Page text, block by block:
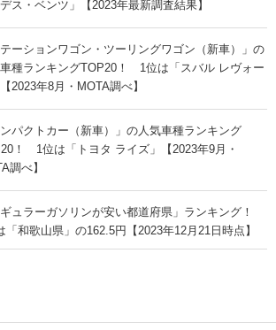
ス・ベンツ」【2023年最新調査結果】
テーションワゴン・ツーリングワゴン（新車）」の
車種ランキングTOP20！ 1位は「スバル レヴォー
2023年8月・MOTA調べ】
ンパクトカー（新車）」の人気車種ランキング
！ 1位は「トヨタ ライズ」【2023年9月・
調べ】
ギュラーガソリンが安い都道府県」ランキング！
「和歌山県」の162.5円【2023年12月21日時点】